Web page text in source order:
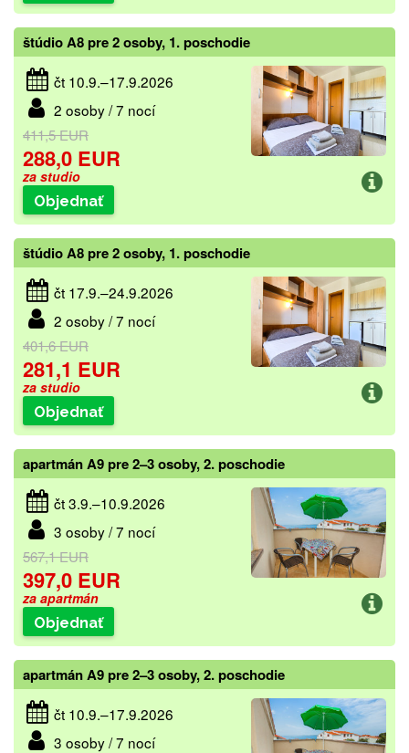
štúdio A8 pre 2 osoby, 1. poschodie
čt 10.9.–17.9.2026
2 osoby / 7 nocí
411,5 EUR
288,0 EUR
za studio
Objednať
štúdio A8 pre 2 osoby, 1. poschodie
čt 17.9.–24.9.2026
2 osoby / 7 nocí
401,6 EUR
281,1 EUR
za studio
Objednať
apartmán A9 pre 2–3 osoby, 2. poschodie
čt 3.9.–10.9.2026
3 osoby / 7 nocí
567,1 EUR
397,0 EUR
za apartmán
Objednať
apartmán A9 pre 2–3 osoby, 2. poschodie
čt 10.9.–17.9.2026
3 osoby / 7 nocí